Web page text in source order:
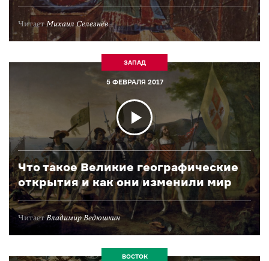
ЧитаетМихаил Селезнёв
ЗАПАД
5 ФЕВРАЛЯ 2017
Что такое Великие географические
открытия и как они изменили мир
ЧитаетВладимир Ведюшкин
ВОСТОК